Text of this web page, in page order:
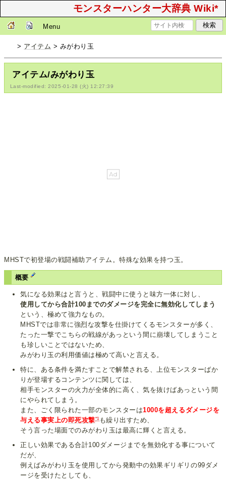
モンスターハンター大辞典 Wiki*
Menu
> アイテム > みがわり玉
アイテム/みがわり玉
Last-modified: 2025-01-28 (火) 12:27:39
MHSTで初登場の戦闘補助アイテム。特殊な効果を持つ玉。
概要
気になる効果はと言うと、戦闘中に使うと味方一体に対し、
使用してから合計100までのダメージを完全に無効化してしまう
という、極めて強力なもの。
MHSTでは非常に強烈な攻撃を仕掛けてくるモンスターが多く、
たった一撃でこちらの戦線があっという間に崩壊してしまうこと
も珍しいことではないため、
みがわり玉の利用価値は極めて高いと言える。
特に、ある条件を満たすことで解禁される、上位モンスターばか
りが登場するコンテンツに関しては、
相手モンスターの火力が全体的に高く、気を抜けばあっという間
にやられてしまう。
また、ごく限られた一部のモンスターは1000を超えるダメージを
与える事実上の即死攻撃*1も繰り出すため、
そう言った場面でのみがわり玉は最高に輝くと言える。
正しい効果である合計100ダメージまでを無効化する事について
だが、
例えばみがわり玉を使用してから発動中の効果ギリギリの99ダメ
ージを受けたとしても、